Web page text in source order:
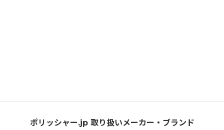
ポリッシャー.jp 取り扱いメーカー・ブランド